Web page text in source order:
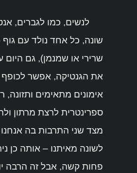
לנשים, כמו לגברים,
שונה, כל אחד נולד עם
שרירי או שמנמן), גם היום
את הגנטיקה, אפשר
אימונים מתאימים
ספרינטרית לרצת מרתון
מצד שני התרבות בה אנחנו
לשונה מאיתנו – אותה כן
פחות קשה, אבל זה הרבה